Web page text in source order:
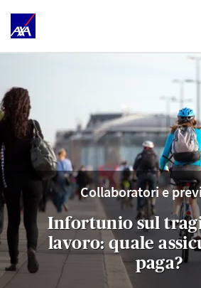
Collaboratori e
Infortunio sul
lavoro: quale
paga?